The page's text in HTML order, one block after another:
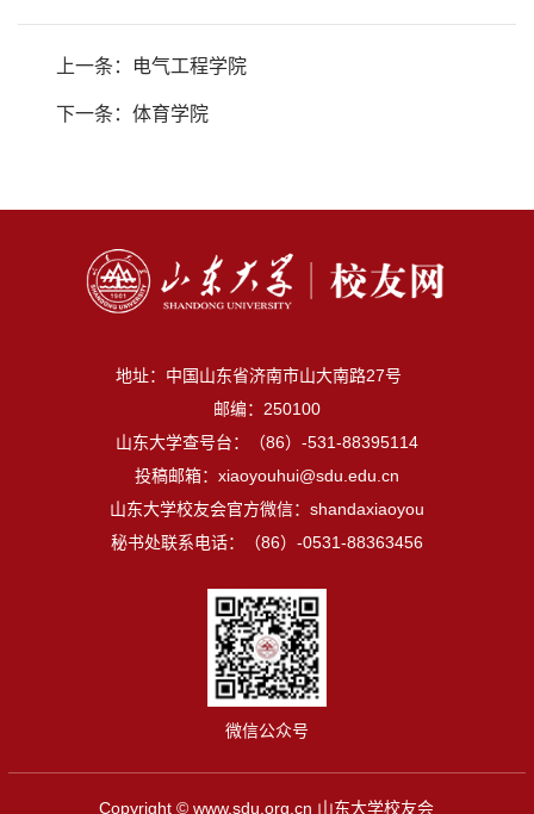
上一条： 电气工程学院
下一条：体育学院
地址：中国山东省济南市山大南路27号
邮编：250100
山东大学查号台：（86）-531-88395114
投稿邮箱：xiaoyouhui@sdu.edu.cn
山东大学校友会官方微信：shandaxiaoyou
秘书处联系电话：（86）-0531-88363456
微信公众号
Copyright © www.sdu.org.cn 山东大学校友会